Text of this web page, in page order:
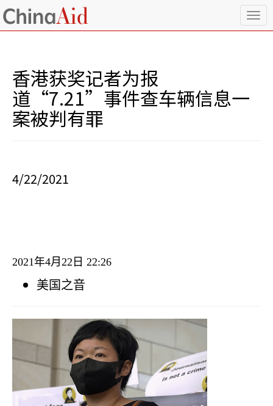
T
o
香港获奖记者为报
道“7.21”事件查车辆信息一
案被判有罪
4/22/2021
2021年4月 22 日 22:26
美国之音